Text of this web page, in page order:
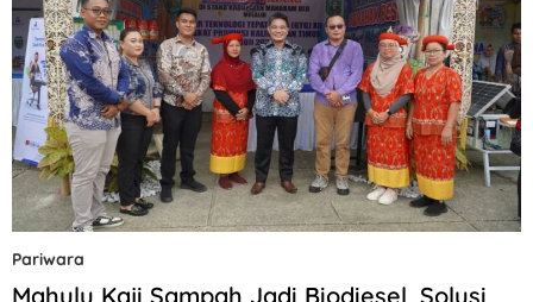
Pariwara
Mahulu Kaji Sampah Jadi Biodiesel, Solusi